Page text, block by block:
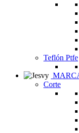
Teflón Ptfe
Corte